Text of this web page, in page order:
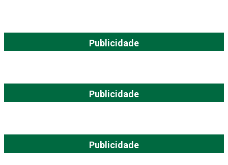
Publicidade
Publicidade
Publicidade